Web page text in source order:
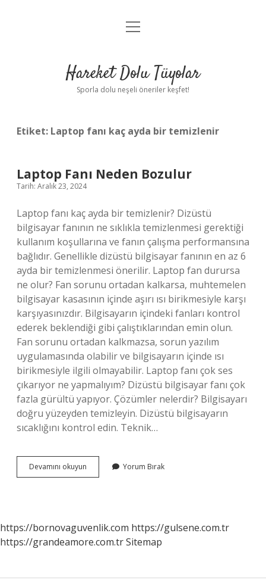
Anasayfa
Yasal Uyarı
menüyü
Hareket Dolu Tüyolar
Sporla dolu neşeli öneriler keşfet!
Etiket: Laptop fanı kaç ayda bir temizlenir
Laptop Fanı Neden Bozulur
Tarih: Aralık 23, 2024
Laptop fanı kaç ayda bir temizlenir? Dizüstü
bilgisayar fanının ne sıklıkla temizlenmesi gerektiği
kullanım koşullarına ve fanın çalışma performansına
bağlıdır. Genellikle dizüstü bilgisayar fanının en az 6
ayda bir temizlenmesi önerilir. Laptop fan durursa
ne olur? Fan sorunu ortadan kalkarsa, muhtemelen
bilgisayar kasasının içinde aşırı ısı birikmesiyle karşı
karşıyasınızdır. Bilgisayarın içindeki fanları kontrol
ederek beklendiği gibi çalıştıklarından emin olun.
Fan sorunu ortadan kalkmazsa, sorun yazılım
uygulamasında olabilir ve bilgisayarın içinde ısı
birikmesiyle ilgili olmayabilir. Laptop fanı çok ses
çıkarıyor ne yapmalıyım? Dizüstü bilgisayar fanı çok
fazla gürültü yapıyor. Çözümler nelerdir? Bilgisayarı
doğru yüzeyden temizleyin. Dizüstü bilgisayarın
sıcaklığını kontrol edin. Teknik…
Devamını okuyun
Fanı
Yorum Bırak
https://bornovaguvenlik.com https://gulsene.com.tr
https://grandeamore.com.trSitemap